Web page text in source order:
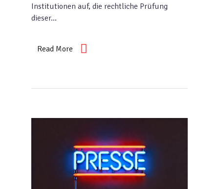
Institutionen auf, die rechtliche Prüfung
dieser…
Read More